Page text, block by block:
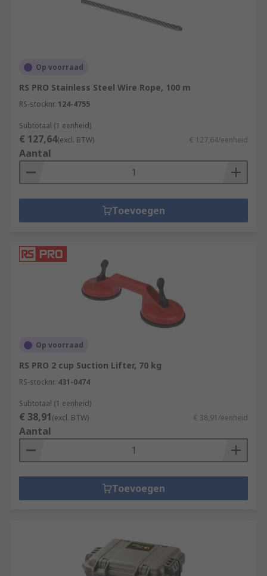
Op voorraad
RS PRO Stainless Steel Wire Rope, 100 m
RS-stocknr. 124-4755
Subtotaal (1 eenheid)
€ 127,64(excl. BTW) € 127,64/eenheid
Aantal
Toevoegen
Op voorraad
RS PRO 2 cup Suction Lifter, 70 kg
RS-stocknr. 431-0474
Subtotaal (1 eenheid)
€ 38,91(excl. BTW) € 38,91/eenheid
Aantal
Toevoegen